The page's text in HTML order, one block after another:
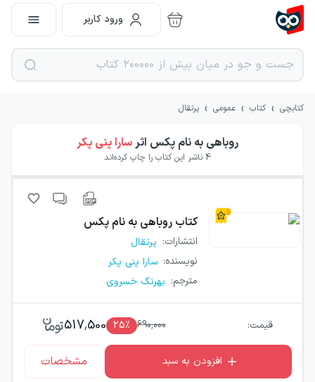
ورود کاربر
کتابچی › کتاب › عمومی › پرتقال
روباهی به نام پکس اثرسارا پنی پکر
4 ناشر این کتاب را چاپ کرده‌اند
کتاب روباهی به نام پکس
انتشارات: پرتقال
نویسنده: سارا پنی پکر
مترجم: بهرنگ خسروی
قیمت: 690,000
25٪ 517,500
افزودن به سبد مشخصات